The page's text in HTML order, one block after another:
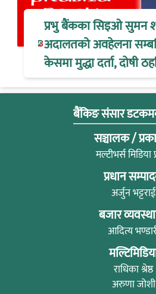
प्रभु बैंकका सिइओ सुमन
अदालतको अवहेलना
केसमा मुद्धा दर्ता, दोषी
बैंकिङ संसार
सञ्चालक /
मल्टीभर्स मिडिया
प्रधान
अर्जुन भट्टराई
बजार
आदित्य
राधिका श्रेष्ठ
अरुणा जोशी